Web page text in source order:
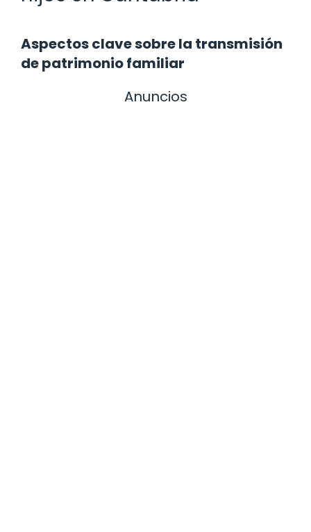
Aspectos clave sobre la transmisión
de patrimonio familiar
Anuncios